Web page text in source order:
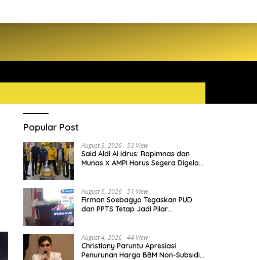
Popular Post
August 3, 2026 53 View
Said Aldi Al Idrus: Rapimnas dan
Munas X AMPI Harus Segera Digelar
August 6, 2026 51 View
Firman Soebagyo Tegaskan PUD
dan PPTS Tetap Jadi Pilar
August 4, 2026 44 View
Christiany Paruntu Apresiasi
Penurunan Harga BBM Non-Subsidi,